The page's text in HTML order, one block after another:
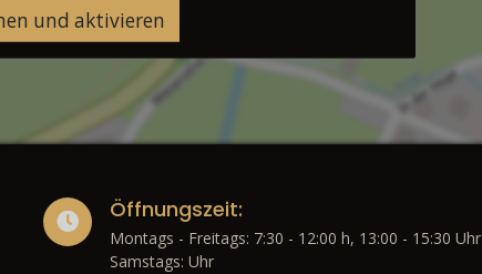
und aktivieren
Öffnungszeit:
Montags - Freitags: 7:30 - 12:00 h, 13:00 - 15:30 Uhr
Samstags: Uhr